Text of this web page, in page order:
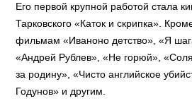
Его первой крупной работой стала
Тарковского «Каток и скрипка».
фильмам «Иваноно детство», «Я
«Андрей Рублев», «Не горюй»,
за родину», «Чисто английское
Годунов» и другим.